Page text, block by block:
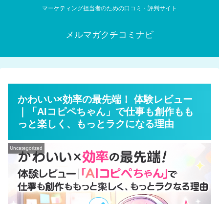
マーケティング担当者のための口コミ・評判サイト
メルマガクチコミナビ
かわいい×効率の最先端！ 体験レビュー
｜「AIコピペちゃん」で仕事も創作もも
っと楽しく、もっとラクになる理由
Uncategorized